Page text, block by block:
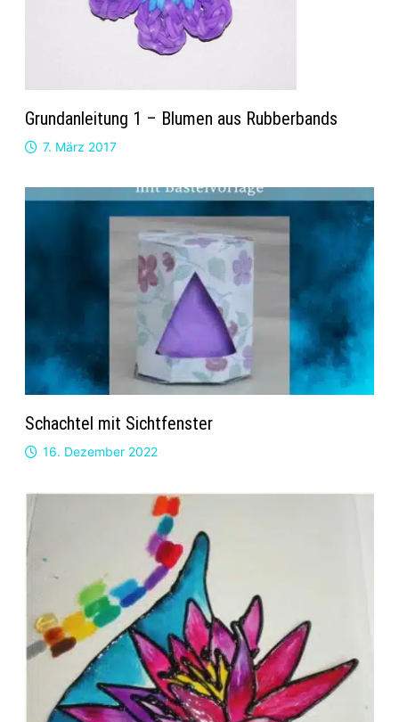
Grundanleitung 1 – Blumen aus Rubberbands
7. März 2017
Schachtel mit Sichtfenster
16. Dezember 2022